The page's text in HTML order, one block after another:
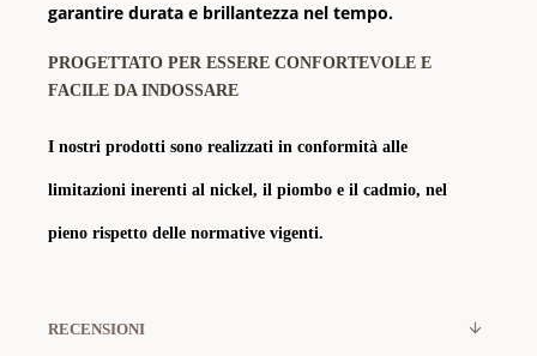
garantire durata e brillantezza nel tempo.
PROGETTATO PER ESSERE CONFORTEVOLE E
FACILE DA INDOSSARE
I nostri prodotti sono realizzati in conformità alle
limitazioni inerenti al nickel, il piombo e il cadmio, nel
pieno rispetto delle normative vigenti.
RECENSIONI